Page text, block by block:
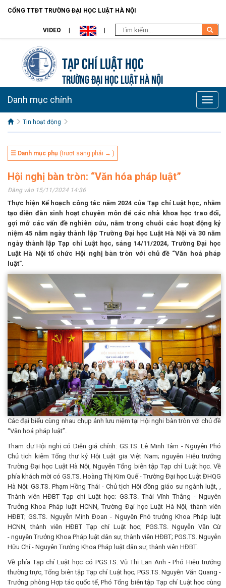
CỔNG TTĐT TRƯỜNG ĐẠI HỌC LUẬT HÀ NỘI
VIDEO
Tạp chí Luật học
TRƯỜNG ĐẠI HỌC LUẬT HÀ NỘI
Toggle
Danh mục chính
Tin hoạt động
☰ Danh mục phụ (trượt sang phải → )
Hội nghị bàn tròn: “Văn hóa pháp luật”
Đăng vào 15/11/2024 14:36
Thực hiện Kế hoạch công tác năm 2024 của Tạp chí Luật học, nhằm
tạo diễn đàn sinh hoạt chuyên môn để các nhà khoa học trao đổi,
gợi mở các vấn đề nghiên cứu, nằm trong chuỗi các hoạt động kỷ
niệm 45 năm ngày thành lập Trường Đại học Luật Hà Nội và 30 năm
ngày thành lập Tạp chí Luật học, sáng 14/11/2024, Trường Đại học
Luật Hà Nội tổ chức Hội nghị bàn tròn với chủ đề “Văn hoá pháp
luật”.
Các đại biểu cùng nhau chụp ảnh lưu niệm tại Hội nghi bàn tròn với chủ đề
“Văn hoá pháp luật”.
Tham dự Hội nghị có Diễn giả chính: GS.TS. Lê Minh Tâm - Nguyên Phó
Chủ tịch kiêm Tổng thư ký Hội Luật gia Việt Nam; nguyên Hiệu trưởng
Trường Đại học Luật Hà Nội, Nguyên Tổng biên tập Tạp chí Luật học. Về
phía khách mời có GS.TS. Hoàng Thị Kim Quế - Trường Đại học Luật ĐHQG
Hà Nội; GS.TS. Phạm Hồng Thái - Chủ tịch Hội đồng giáo sư ngành luật, ,
Thành viên HĐBT Tạp chí Luật học; GS.TS. Thái Vĩnh Thắng - Nguyên
Trưởng Khoa Pháp luật HCNN, Trường Đại học Luật Hà Nội, thành viên
HĐBT; GS.TS. Nguyễn Minh Đoan - Nguyên Phó trưởng Khoa Pháp luật
HCNN, thành viên HĐBT Tạp chí Luật học; PGS.TS. Nguyễn Văn Cừ
- nguyên Trưởng Khoa Pháp luật dân sự, thành viên HĐBT; PGS.TS. Nguyễn
Hữu Chí - Nguyên Trưởng Khoa Pháp luật dân sự, thành viên HĐBT.
Về phía Tạp chí Luật học có PGS.TS. Vũ Thị Lan Anh - Phó Hiệu trưởng
thường trực, Tổng biên tập Tạp chí Luật học; PGS.TS. Nguyễn Văn Quang -
Trưởng phòng Hợp tác quốc tế, Phó Tổng biên tập Tạp chí Luật học cùng